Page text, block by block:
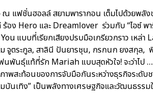
ณ แฟชั่นฮอลล์ สยามพารากอน เต็มไปด้วยพลั
ร้อง Hero และ Dreamlover ร่วมกับ “ไอซ์ พา
แบบที่เรียกเสียงปรบมือเกรียวกราว เหล่า
จูตระกูล, สาลินี ปันยารชุน, กรกนก ยงสกุล,
พันธุ์แท้ที่รัก Mariah แบบสุดหัวใจ! จะว่าไป
สะท้อนของการจับมือกันระหว่างธุรกิจระดับช
นเทิง” เป็นพลังทางเศรษฐกิจและวัฒนธรรม